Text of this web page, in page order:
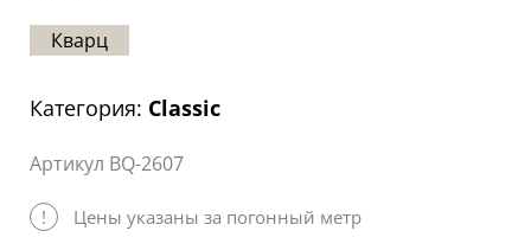
Карта
Кварц
Категория: Classic
Артикул BQ-2607
! Цены указаны за погонный метр